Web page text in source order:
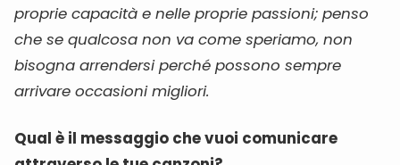
proprie capacità e nelle proprie passioni; penso
che se qualcosa non va come speriamo, non
bisogna arrendersi perché possono sempre
arrivare occasioni migliori.
Qual è il messaggio che vuoi comunicare